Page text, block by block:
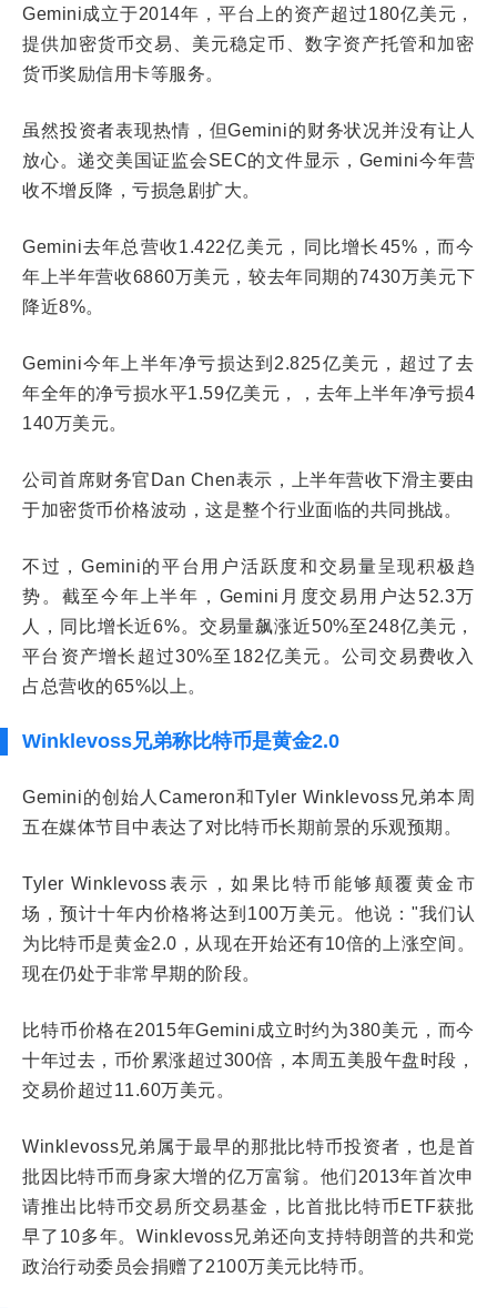
Gemini成立于2014年，平台上的资产超过180亿美元，
提供加密货币交易、美元稳定币、数字资产托管和加密
货币奖励信用卡等服务。
虽然投资者表现热情，但Gemini的财务状况并没有让人
放心。递交美国证监会SEC的文件显示，Gemini今年营
收不增反降，亏损急剧扩大。
Gemini去年总营收1.422亿美元，同比增长45%，而今
年上半年营收6860万美元，较去年同期的7430万美元下
降近8%。
Gemini今年上半年净亏损达到2.825亿美元，超过了去
年全年的净亏损水平1.59亿美元，，去年上半年净亏损4
140万美元。
公司首席财务官Dan Chen表示，上半年营收下滑主要由
于加密货币价格波动，这是整个行业面临的共同挑战。
不过，Gemini的平台用户活跃度和交易量呈现积极趋
势。截至今年上半年，Gemini月度交易用户达52.3万
人，同比增长近6%。交易量飙涨近50%至248亿美元，
平台资产增长超过30%至182亿美元。公司交易费收入
占总营收的65%以上。
Winklevoss兄弟称比特币是黄金2.0
Gemini的创始人Cameron和Tyler Winklevoss兄弟本周
五在媒体节目中表达了对比特币长期前景的乐观预期。
Tyler Winklevoss表示，如果比特币能够颠覆黄金市
场，预计十年内价格将达到100万美元。他说："我们认
为比特币是黄金2.0，从现在开始还有10倍的上涨空间。
现在仍处于非常早期的阶段。
比特币价格在2015年Gemini成立时约为380美元，而今
十年过去，币价累涨超过300倍，本周五美股午盘时段，
交易价超过11.60万美元。
Winklevoss兄弟属于最早的那批比特币投资者，也是首
批因比特币而身家大增的亿万富翁。他们2013年首次申
请推出比特币交易所交易基金，比首批比特币ETF获批
早了10多年。Winklevoss兄弟还向支持特朗普的共和党
政治行动委员会捐赠了2100万美元比特币。